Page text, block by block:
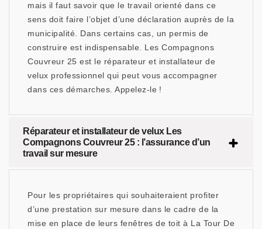
mais il faut savoir que le travail orienté dans ce
sens doit faire l’objet d’une déclaration auprès de la
municipalité. Dans certains cas, un permis de
construire est indispensable. Les Compagnons
Couvreur 25 est le réparateur et installateur de
velux professionnel qui peut vous accompagner
dans ces démarches. Appelez-le !
Réparateur et installateur de velux Les
Compagnons Couvreur 25 : l’assurance d’un
travail sur mesure
Pour les propriétaires qui souhaiteraient profiter
d’une prestation sur mesure dans le cadre de la
mise en place de leurs fenêtres de toit à La Tour De